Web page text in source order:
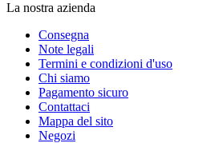
La nostra azienda
Consegna
Note legali
Termini e condizioni d'uso
Chi siamo
Pagamento sicuro
Contattaci
Mappa del sito
Negozi